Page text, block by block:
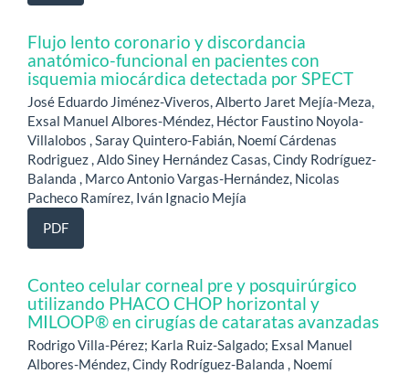
Flujo lento coronario y discordancia
anatómico-funcional en pacientes con
isquemia miocárdica detectada por SPECT
José Eduardo Jiménez-Viveros, Alberto Jaret Mejía-Meza,
Exsal Manuel Albores-Méndez, Héctor Faustino Noyola-
Villalobos , Saray Quintero-Fabián, Noemí Cárdenas
Rodriguez , Aldo Siney Hernández Casas, Cindy Rodríguez-
Balanda , Marco Antonio Vargas-Hernández, Nicolas
Pacheco Ramírez, Iván Ignacio Mejía
PDF
Conteo celular corneal pre y posquirúrgico
utilizando PHACO CHOP horizontal y
MILOOP® en cirugías de cataratas avanzadas
Rodrigo Villa-Pérez; Karla Ruiz-Salgado; Exsal Manuel
Albores-Méndez, Cindy Rodríguez-Balanda , Noemí